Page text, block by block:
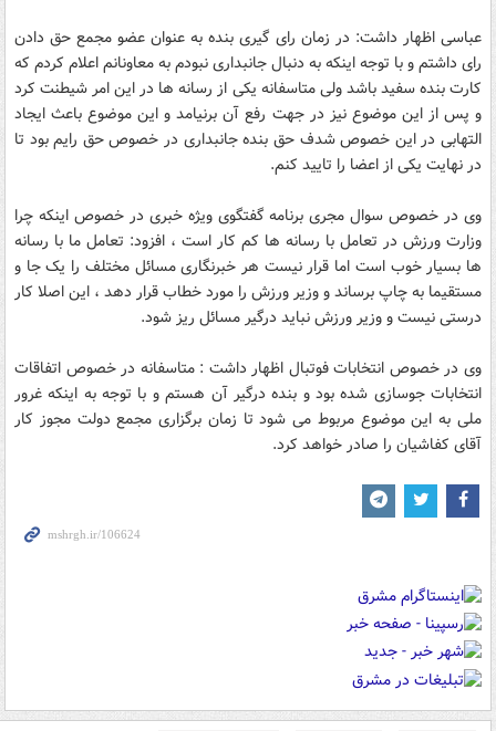
عباسی اظهار داشت: در زمان رای گیری بنده به عنوان عضو مجمع حق دادن
رای داشتم و با توجه اینکه به دنبال جانبداری نبودم به معاونانم اعلام کردم که
کارت بنده سفید باشد ولی متاسفانه یکی از رسانه ها در این امر شیطنت کرد
و پس از این موضوع نیز در جهت رفع آن برنیامد و این موضوع باعث ایجاد
التهابی در این خصوص شدف حق بنده جانبداری در خصوص حق رایم بود تا
در نهایت یکی از اعضا را تایید کنم.
وی در خصوص سوال مجری برنامه گفتگوی ویژه خبری در خصوص اینکه چرا
وزارت ورزش در تعامل با رسانه ها کم کار است ، افزود: تعامل ما با رسانه
ها بسیار خوب است اما قرار نیست هر خبرنگاری مسائل مختلف را یک جا و
مستقیما به چاپ برساند و وزیر ورزش را مورد خطاب قرار دهد ، این اصلا کار
درستی نیست و وزیر ورزش نباید درگیر مسائل ریز شود.
وی در خصوص انتخابات فوتبال اظهار داشت : متاسفانه در خصوص اتفاقات
انتخابات جوسازی شده بود و بنده درگیر آن هستم و با توجه به اینکه غرور
ملی به این موضوع مربوط می شود تا زمان برگزاری مجمع دولت مجوز کار
آقای کفاشیان را صادر خواهد کرد.